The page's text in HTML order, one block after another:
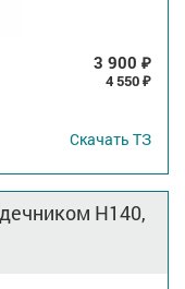
3 900 ₽
4 550 ₽
Скачать ТЗ
H140,